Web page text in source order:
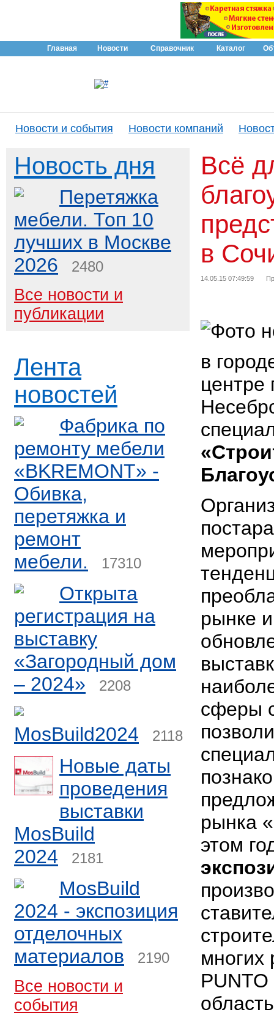
Главная Новости Справочник Каталог
Новости и события Новости компаний
Новость дня
Перетяжка
мебели. Топ 10
лучших в Москве
2026
2480
Все новости и
публикации
Лента
новостей
Фабрика по
ремонту мебели
«BKREMONT» -
Обивка,
перетяжка и
ремонт
мебели.
17310
Открыта
регистрация на
выставку
«Загородный дом
– 2024»
2208
MosBuild2024 2118
Новые даты
проведения
выставки
MosBuild
2024
2181
MosBuild
2024 - экспозиция
отделочных
материалов
2190
Все новости и
события
Всё
в
14.05.15 07:49:59
в
центре
рынке
сферы
рынка
этом
многих